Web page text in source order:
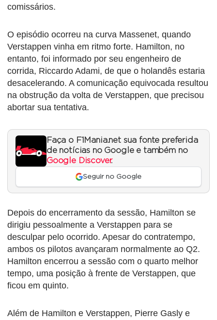
comissários.
O episódio ocorreu na curva Massenet, quando
Verstappen vinha em ritmo forte. Hamilton, no
entanto, foi informado por seu engenheiro de
corrida, Riccardo Adami, de que o holandês estaria
desacelerando. A comunicação equivocada resultou
na obstrução da volta de Verstappen, que precisou
abortar sua tentativa.
Faça o F1Mania.net sua fonte preferida
de notícias no Google e também no
Google Discover.
Seguir no Google
Depois do encerramento da sessão, Hamilton se
dirigiu pessoalmente a Verstappen para se
desculpar pelo ocorrido. Apesar do contratempo,
ambos os pilotos avançaram normalmente ao Q2.
Hamilton encerrou a sessão com o quarto melhor
tempo, uma posição à frente de Verstappen, que
ficou em quinto.
Além de Hamilton e Verstappen, Pierre Gasly e